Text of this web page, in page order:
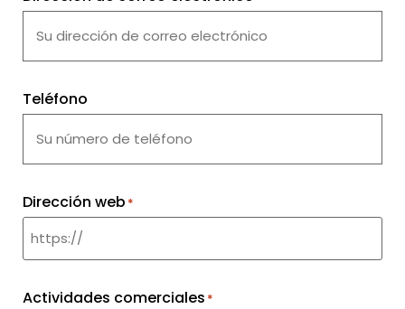
Teléfono
Dirección web *
Actividades comerciales *